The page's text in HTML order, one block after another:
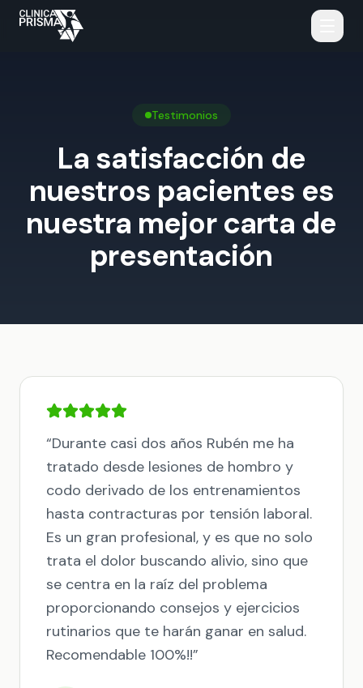
Servicios
Fisioterapia y Osteopatía
Pilates Terapéutico
Logopedia
Testimonios
Horarios y Contacto
Reserva tu cita por WhatsApp
Testimonios
La satisfacción de
nuestros pacientes es
nuestra mejor carta de
presentación
“Durante casi dos años Rubén me ha
tratado desde lesiones de hombro y
codo derivado de los entrenamientos
hasta contracturas por tensión laboral.
Es un gran profesional, y es que no solo
trata el dolor buscando alivio, sino que
se centra en la raíz del problema
proporcionando consejos y ejercicios
rutinarios que te harán ganar en salud.
Recomendable 100%!!”